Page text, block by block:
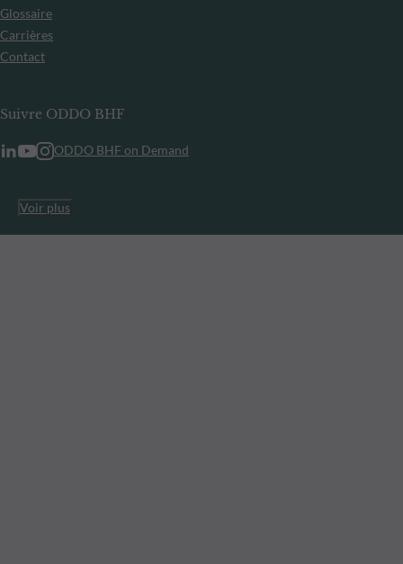
Glossaire
Carrières
Contact
Suivre ODDO BHF
ODDO BHF on Demand
Voir plus